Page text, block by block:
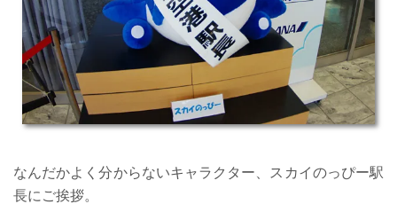
なんだかよく分からないキャラクター、スカイのっぴー駅
長にご挨拶。